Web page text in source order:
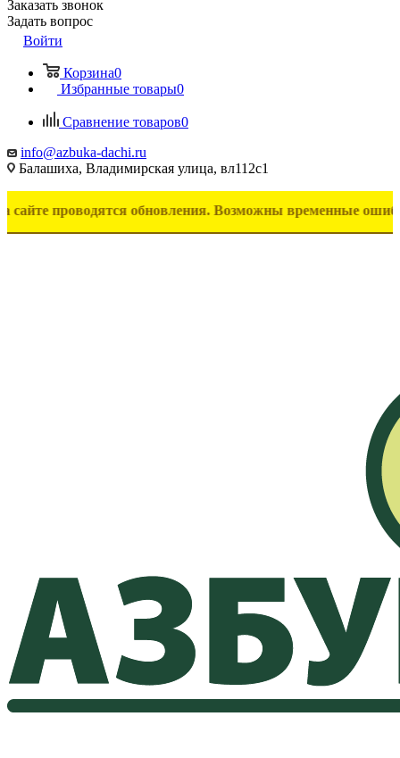
Заказать звонок
Задать вопрос
Войти
Корзина0
Избранные товары0
Сравнение товаров0
info@azbuka-dachi.ru
Балашиха, Владимирская улица, вл112с1
обновления. Возможны временные ошибки в